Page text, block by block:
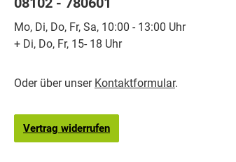
Mo, Di, Do, Fr, Sa, 10:00 - 13:00 Uhr
+ Di, Do, Fr, 15- 18 Uhr
Oder über unser Kontaktformular.
Vertrag widerrufen